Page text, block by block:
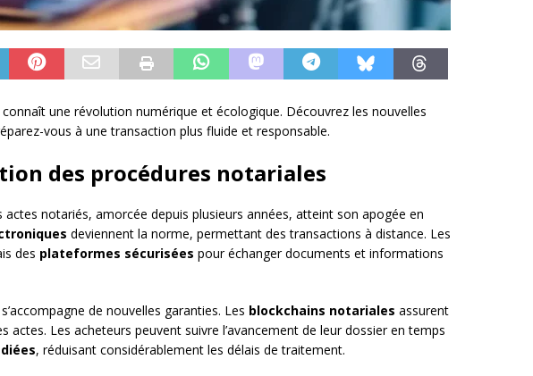
connaît une révolution numérique et écologique. Découvrez les nouvelles
vous à une transaction plus fluide et responsable.
des procédures notariales
actes notariés, amorcée depuis plusieurs années, atteint son apogée en
deviennent la norme, permettant des transactions à distance. Les
des plateformes sécurisées pour échanger documents et informations
de nouvelles garanties. Les blockchains notariales assurent
actes. Les acheteurs peuvent suivre l’avancement de leur dossier en temps
, réduisant considérablement les délais de traitement.